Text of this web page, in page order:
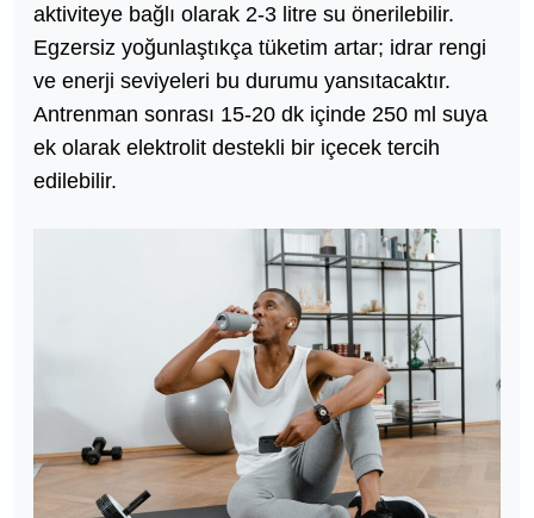
aktiviteye bağlı olarak 2-3 litre su önerilebilir.
Egzersiz yoğunlaştıkça tüketim artar; idrar rengi
ve enerji seviyeleri bu durumu yansıtacaktır.
Antrenman sonrası 15-20 dk içinde 250 ml suya
ek olarak elektrolit destekli bir içecek tercih
edilebilir.